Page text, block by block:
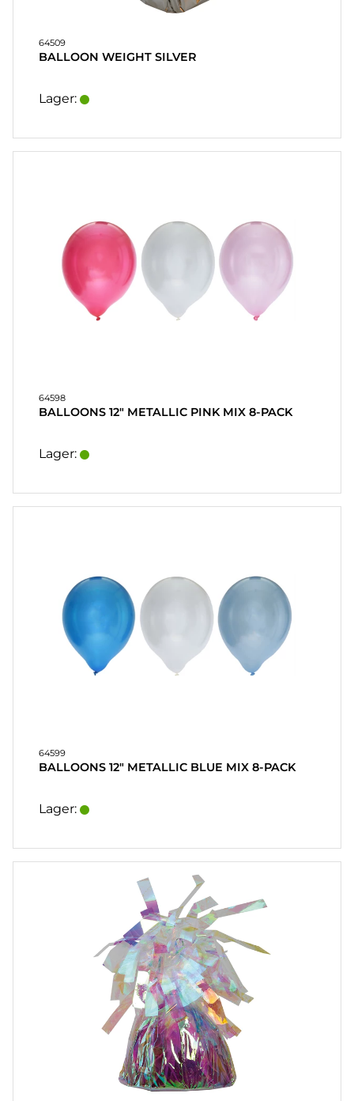
64509
BALLOON WEIGHT SILVER
Lager:
64598
BALLOONS 12" METALLIC PINK MIX 8-PACK
Lager:
64599
BALLOONS 12" METALLIC BLUE MIX 8-PACK
Lager: